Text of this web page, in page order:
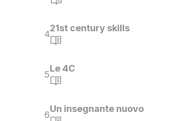
4
21st century skills
5
Le 4C
6
Un insegnante nuovo